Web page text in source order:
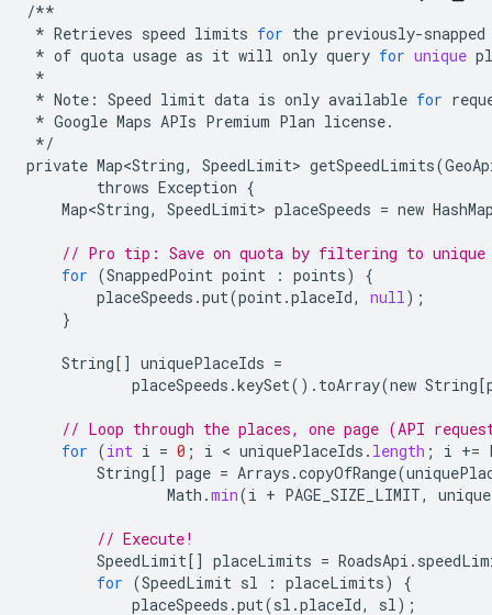
/**
* Retrieves speed limits for the previously-snapped
* of quota usage as it will only query for unique
*
* Note : Speed limit data is only available for
* Google Maps APIs Premium Plan license.
*/
private Map<String, SpeedLimit> getSpeedLimits(
throws Exception {
Map<String, SpeedLimit> placeSpeeds = new
// Pro tip: Save on quota by filtering to unique
for (SnappedPoint point : points)
{
placeSpeeds .put(point.placeId, null);
}
String[] uniquePlaceIds =
placeSpeeds .keySet(). toArray(new String[
// Loop through the places, one page (API
for (int i = 0 ; i < uniquePlaceIds . length ; i +=
String[] page = Arrays .copyOfRange(
Math .min(i + PAGE_SIZE_LIMIT,
// Execute!
SpeedLimit[] placeLimits = RoadsApi .
for (SpeedLimit sl : placeLimits)
{
placeSpeeds .put(sl .placeId, sl);